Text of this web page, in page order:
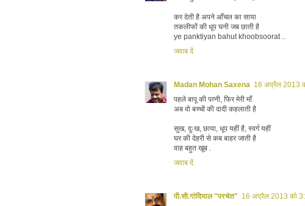
कर देती है अपने आँचल का साया
तकलीफों की धूप घनी जब छाती है
ye panktiyan bahut khoobsoorat ..
जवाब दें
Madan Mohan Saxena 16 अप्रैल 2013
पहले बापू की पत्नी, फिर मेरी माँ
अब वो बच्चों की दादी कहलाती है
सुख, दुःख, छाया, धूप यहीं है, स्वर्ग यहीं
घर की देहरी से कब बाहर जाती है
वाह बहुत खूब .
जवाब दें
पी.सी.गोदियाल "परचेत" 16 अप्रैल 2013 को